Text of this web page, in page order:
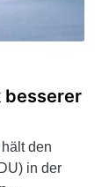
besserer
den
in der